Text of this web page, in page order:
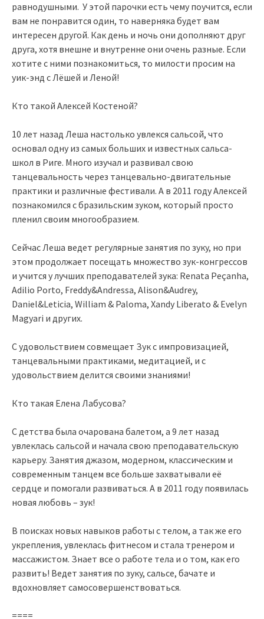
равнодушными. У этой парочки есть чему поучится, если
вам не понравится один, то наверняка будет вам
интересен другой. Как день и ночь они дополняют друг
друга, хотя внешне и внутренне они очень разные. Если
хотите с ними познакомиться, то милости просим на
уик-энд с Лёшей и Леной!
Кто такой Алексей Костеной?
10 лет назад Леша настолько увлекся сальсой, что
основал одну из самых больших и известных сальса-
школ в Риге. Много изучал и развивал свою
танцевальность через танцевально-двигательные
практики и различные фестивали. А в 2011 году Алексей
познакомился с бразильским зуком, который просто
пленил своим многообразием.
Сейчас Леша ведет регулярные занятия по зуку, но при
этом продолжает посещать множество зук-конгрессов
и учится у лучших преподавателей зука: Renata Peçanha,
Adilio Porto, Freddy&Andressa, Alison&Audrey,
Daniel&Leticia, William & Paloma, Xandy Liberato & Evelyn
Magyari и других.
С удовольствием совмещает Зук с импровизацией,
танцевальными практиками, медитацией, и с
удовольствием делится своими знаниями!
Кто такая Елена Лабусова?
С детства была очарована балетом, а 9 лет назад
увлеклась сальсой и начала свою преподавательскую
карьеру. Занятия джазом, модерном, классическим и
современным танцем все больше захватывали её
сердце и помогали развиваться. А в 2011 году появилась
новая любовь – зук!
В поисках новых навыков работы с телом, а так же его
укрепления, увлеклась фитнесом и стала тренером и
массажистом. Знает все о работе тела и о том, как его
развить! Ведет занятия по зуку, сальсе, бачате и
вдохновляет самосовершенствоваться.
====